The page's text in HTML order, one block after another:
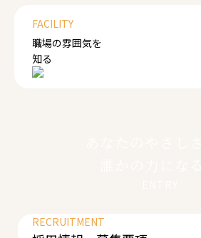
FACILITY
職場の雰囲気を
知る
RECRUITMENT